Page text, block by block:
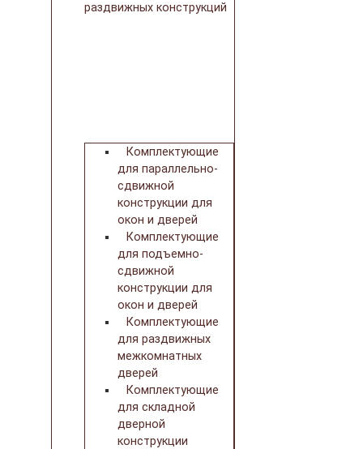
раздвижных конструкций
Комплектующие
для параллельно-
сдвижной
конструкции для
окон и дверей
Комплектующие
для подъемно-
сдвижной
конструкции для
окон и дверей
Комплектующие
для раздвижных
межкомнатных
дверей
Комплектующие
для складной
дверной
конструкции